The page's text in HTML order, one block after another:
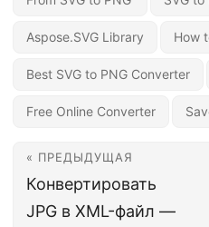
Aspose.SVG Library How
Best SVG to PNG Converter
Free Online Converter
« ПРЕДЫДУЩАЯ
Конвертировать
JPG в XML-файл —